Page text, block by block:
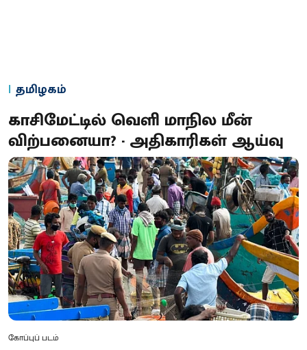
தமிழகம்
காசிமேட்டில் வெளி மாநில மீன்
விற்பனையா? - அதிகாரிகள் ஆய்வு
கோப்புப் படம்